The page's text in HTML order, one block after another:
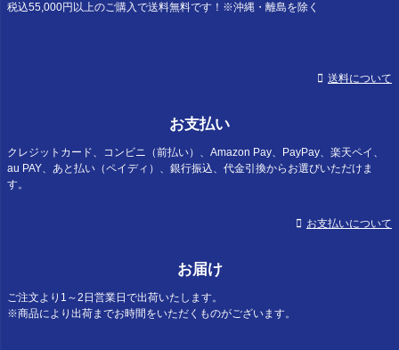
税込55,000円以上のご購入で送料無料です！※沖縄・離島を除く
送料について
お支払い
クレジットカード、コンビニ（前払い）、Amazon Pay、PayPay、楽天ペイ、
au PAY、あと払い（ペイディ）、銀行振込、代金引換からお選びいただけま
す。
お支払いについて
お届け
ご注文より1～2日営業日で出荷いたします。
※商品により出荷までお時間をいただくものがございます。